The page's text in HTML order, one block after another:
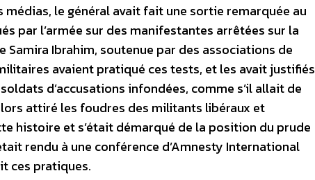
médias, le général avait fait une sortie remarquée au
par l’armée sur des manifestantes arrêtées sur la
Ibrahim, soutenue par des associations de
avaient pratiqué ces tests, et les avait justifiés
d’accusations infondées, comme s’il allait de
attiré les foudres des militants libéraux et
histoire et s’était démarqué de la position du prude
rendu à une conférence d’Amnesty International
ces pratiques.